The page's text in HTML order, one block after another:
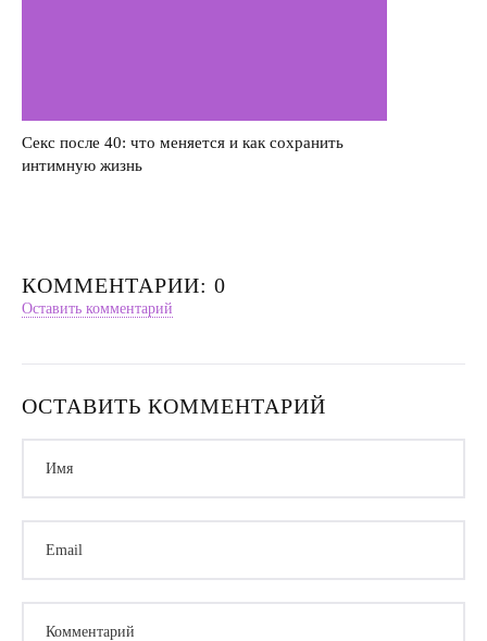
Секс после 40: что меняется и как сохранить
интимную жизнь
КОММЕНТАРИИ: 0
Оставить комментарий
ОСТАВИТЬ КОММЕНТАРИЙ
Имя
Email
Комментарий